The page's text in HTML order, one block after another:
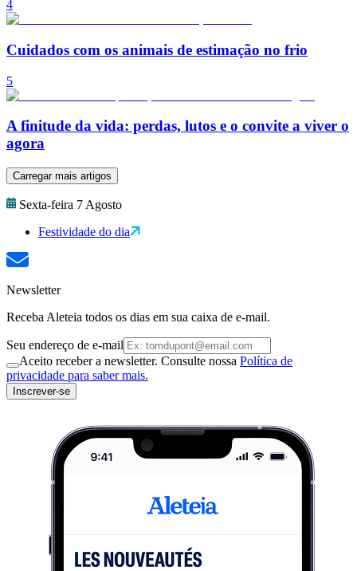
4
Cuidados com os animais de estimação no frio
5
A finitude da vida: perdas, lutos e o convite a viver o
agora
Carregar mais artigos
Sexta-feira 7 Agosto
Festividade do dia
Newsletter
Receba Aleteia todos os dias em sua caixa de e-mail.
Seu endereço de e-mail
Aceito receber a newsletter. Consulte nossa Política de
privacidade para saber mais.
Inscrever-se